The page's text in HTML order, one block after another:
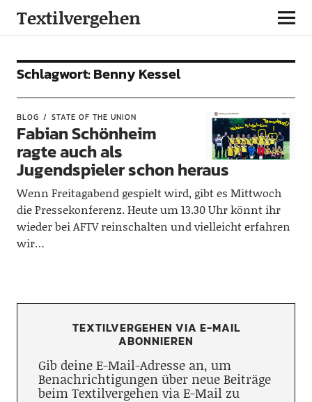
Textilvergehen
Schlagwort:Benny Kessel
BLOG STATE OF THE UNION
Fabian Schönheim
ragte auch als
Jugendspieler schon heraus
Wenn Freitagabend gespielt wird, gibt es Mittwoch
die Pressekonferenz. Heute um 13.30 Uhr könnt ihr
wieder bei AFTV reinschalten und vielleicht erfahren
wir…
TEXTILVERGEHEN VIA E-MAIL
ABONNIEREN
Gib deine E-Mail-Adresse an, um
Benachrichtigungen über neue Beiträge
beim Textilvergehen via E-Mail zu